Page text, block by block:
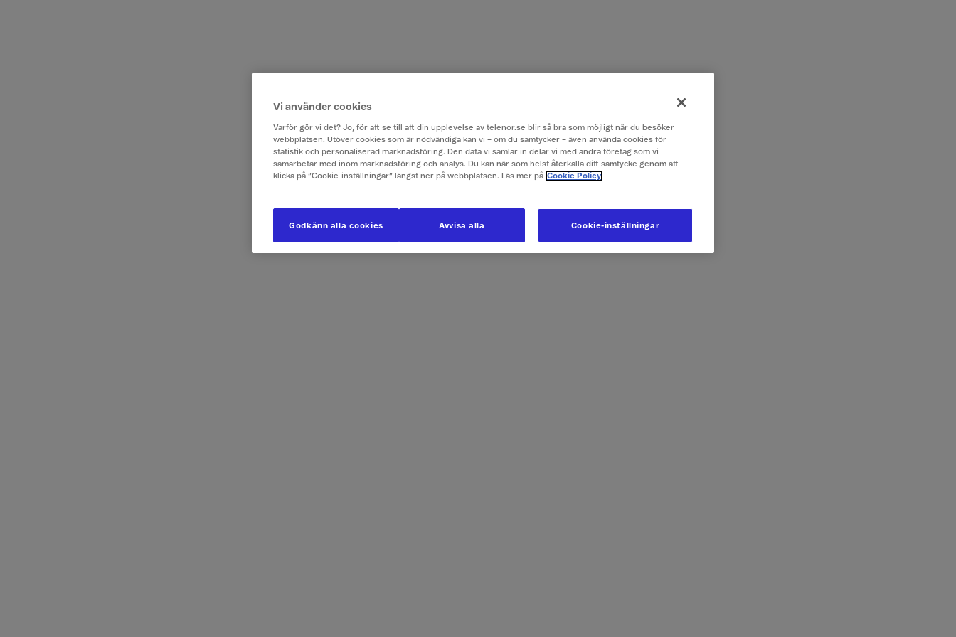
Vi använder cookies
Varför gör vi det? Jo, för att se till att din upplevelse av telenor.se blir så bra som möjligt när du besöker
webbplatsen. Utöver cookies som är nödvändiga kan vi – om du samtycker – även använda cookies för
statistik och personaliserad marknadsföring. Den data vi samlar in delar vi med andra företag som vi
samarbetar med inom marknadsföring och analys. Du kan när som helst återkalla ditt samtycke genom att
klicka på ”Cookie-inställningar” längst ner på webbplatsen. Läs mer på Cookie Policy
Cookie-inställningar
Avvisa alla
Godkänn alla cookies